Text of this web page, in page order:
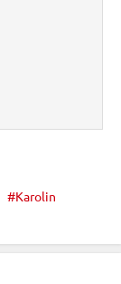
Karolin